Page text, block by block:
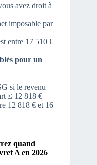
avez droit à
imposable par
entre 17 510 €
pour un
si le revenu
≤ 12 818 €
12 818 € et 16
quand
A en 2026